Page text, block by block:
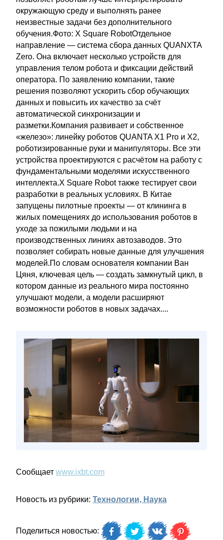
окружающую среду и выполнять ранее
неизвестные задачи без дополнительного
обучения.Фото: X Square RobotОтдельное
направление — система сбора данных QUANXTA
Zero. Она включает несколько устройств для
управления телом робота и фиксации действий
оператора. По заявлению компании, такие
решения позволяют ускорить сбор обучающих
данных и повысить их качество за счёт
автоматической синхронизации и
разметки.Компания развивает и собственное
«железо»: линейку роботов QUANTA X1 Pro и X2,
роботизированные руки и манипуляторы. Все эти
устройства проектируются с расчётом на работу с
фундаментальными моделями искусственного
интеллекта.X Square Robot также тестирует свои
разработки в реальных условиях. В Китае
запущены пилотные проекты — от клининга в
жилых помещениях до использования роботов в
уходе за пожилыми людьми и на
производственных линиях автозаводов. Это
позволяет собирать новые данные для улучшения
моделей.По словам основателя компании Ван
Цяня, ключевая цель — создать замкнутый цикл, в
котором данные из реального мира постоянно
улучшают модели, а модели расширяют
возможности роботов в новых задачах....
Сообщает www.ixbt.com
Новость из рубрики: Технологии, Наука
Поделиться новостью: